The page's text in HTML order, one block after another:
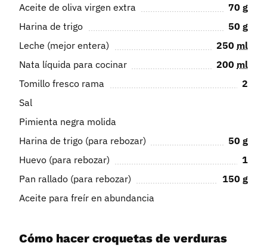
Aceite de oliva virgen extra
70 g
Harina de trigo
50 g
Leche (mejor entera)
250 ml
Nata líquida para cocinar
200 ml
Tomillo fresco rama
2
Sal
Pimienta negra molida
Harina de trigo (para rebozar)
50 g
Huevo (para rebozar)
1
Pan rallado (para rebozar)
150 g
Aceite para freír en abundancia
Cómo hacer croquetas de verduras